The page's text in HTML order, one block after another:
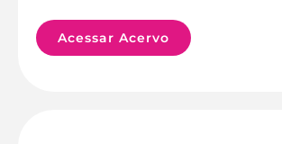
Acessar Acervo